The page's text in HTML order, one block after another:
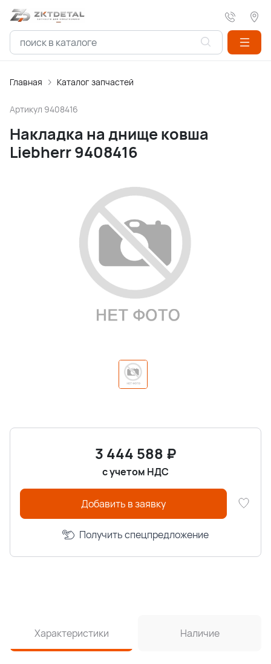
Главная Каталог запчастей
Артикул 9408416
Накладка на днище ковша
Liebherr 9408416
3 444 588 ₽
с учетом НДС
Добавить в заявку
Получить спецпредложение
Характеристики Наличие